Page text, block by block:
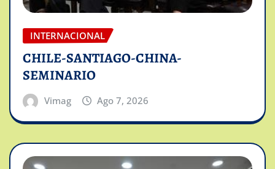
INTERNACIONAL
CHILE-SANTIAGO-CHINA-
SEMINARIO
Vimag Ago 7, 2026